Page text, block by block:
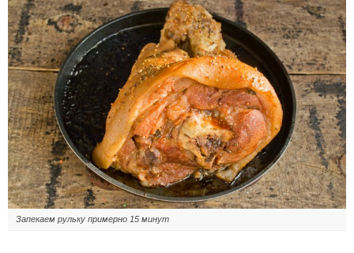
Запекаем рульку примерно 15 минут